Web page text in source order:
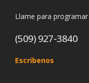
Llame para
(509) 927-3840
Escribenos